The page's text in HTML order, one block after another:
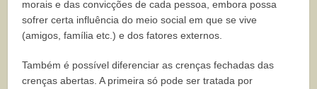
morais e das convicções de cada pessoa, embora possa
sofrer certa influência do meio social em que se vive
(amigos, família etc.) e dos fatores externos.
Também é possível diferenciar as crenças fechadas das
crenças abertas. A primeira só pode ser tratada por